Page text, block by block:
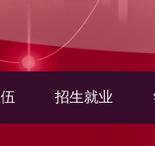
招生就业